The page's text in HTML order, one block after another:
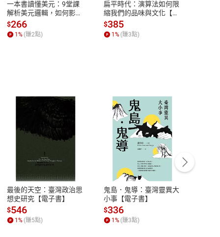
性
參
服務時間：週一到週五 10:00-12:00、
13:00-17:00 (國定假日及例假日休息)
客服電話：0080-1857077
一本書讀懂美元：9堂課
解析美元邏輯，如何影響
全球經濟和每個人的投資
【電子書】
$266
1% (賺2點)
扁平時代：演算法如何限
縮我們的品味與文化【電
子書】
$385
1% (賺3點)
最後的天空：臺灣政治思
想史研究【電子書】
$546
1% (賺5點)
鬼島．鬼導：臺灣靈異大
小事【電子書】
$336
1% (賺3點)